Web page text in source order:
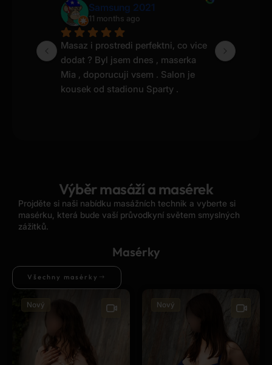
Samsung 2021
11 months ago
Masaz i prostredi perfektni, co vice
dodat ? Byl jsem dnes , maserka
Mia , doporucuji vsem . Salon je
kousek od stadionu Sparty .
Výběr masáží a masérek
Projděte si naši nabídku masážních technik a vyberte si
masérku, která bude vaší průvodkyní světem smyslných
zážitků.
Masérky
Všechny masérky
Nový Nový